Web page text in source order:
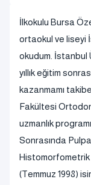
İlkokulu Bursa
ortaokul ve liseyi
okudum. İstanbul
yıllık eğitim
kazanmamı
Fakültesi
uzmanlık
Sonrasında
Histomorfometrik
(Temmuz 1998)